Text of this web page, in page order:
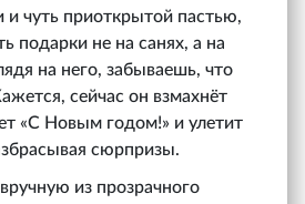
чуть приоткрытой пастью,
подарки не на санях, а на
на него, забываешь, что
сейчас он взмахнёт
«С Новым годом!» и улетит
сюрпризы.
из прозрачного